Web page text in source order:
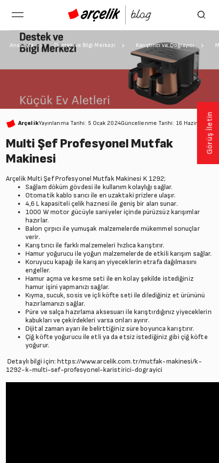
Anasayfa Destek ve Bilgi Merkezi Karıştırıcı ve Doğrayıcı
ArçelikYayınlanma Tarihi: 5 Ocak 2024Güncellenme Tarihi: 16 Haziran 2025
Multi Şef Profesyonel Mutfak
Makinesi
Arçelik Multi Şef Profesyonel Mutfak Makinesi K 1292;
Sağlam döküm gövdesi ile kullanım kolaylığı sağlar.
Otomatik kablo sarıcı ile en uzaktaki prizlere ulaşır.
4,6 L kapasiteli çelik haznesi ile geniş bir alan sunar.
1000 W motor gücüyle saniyeler içinde pürüzsüz karışımlar
hazırlar.
Balon çırpıcı ile yumuşak malzemelerde mükemmel sonuçlar
verir.
Karıştırıcı ile farklı malzemeleri hızlıca karıştırır.
Hamur yoğurucu ile yoğun malzemelerde de etkili karışım sağlar.
Koruyucu kapağı ile karışan yiyeceklerin etrafa dağılmasını
engeller.
Hamur açma ve kesme seti ile en kolay şekilde istediğiniz
hamur işini yapmanızı sağlar.
Kıyma, sucuk, sosis ve içli köfte seti ile dilediğiniz et ürününü
hazırlamanızı sağlar.
Püre ve salça hazırlama aksesuarı ile karıştırdığınız yiyeceklerin
kabukları ve çekirdekleri varsa onları ayırır.
Dijital zaman ayarı ile belirttiğiniz süre boyunca karıştırır.
Çiğ köfte yoğurucu ile etli ya da etsiz istediğiniz gibi çiğ köfte
yoğurur.
Detaylı bilgi için:https://www.arcelik.com.tr/mutfak-makinesi/k-
1292-k-multi-sef-profesyonel-karistirici-dograyici
Görüş İletin